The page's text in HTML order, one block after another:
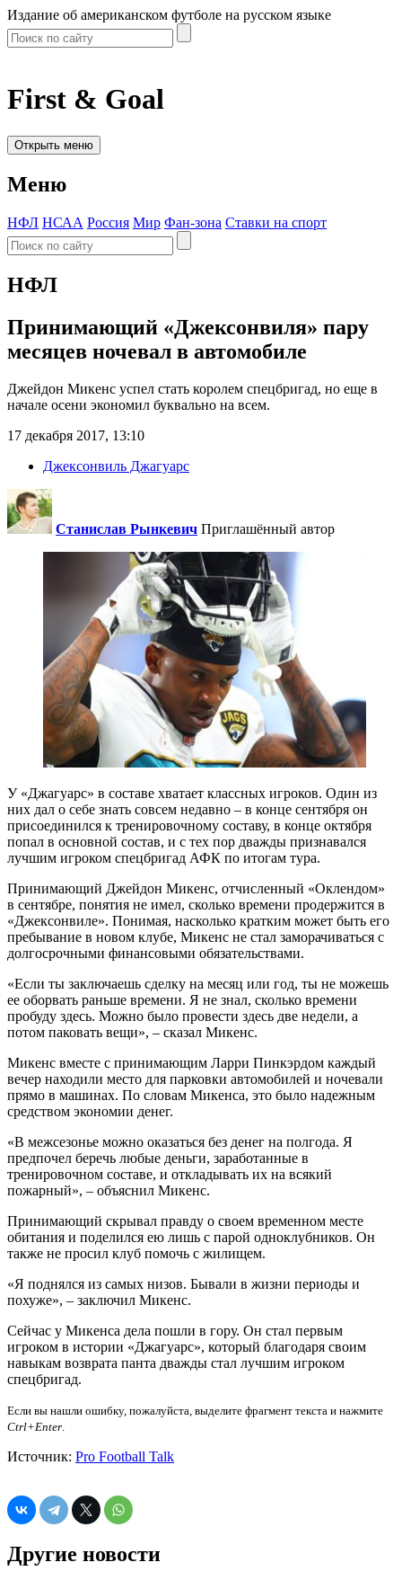
Издание об американском футболе на русском языке
First & Goal
Открыть меню
Меню
НФЛ НСАА Россия Мир Фан-зона Ставки на спорт
НФЛ
Принимающий «Джексонвиля» пару
месяцев ночевал в автомобиле
Джейдон Микенс успел стать королем спецбригад, но еще в
начале осени экономил буквально на всем.
17 декабря 2017, 13:10
Джексонвиль Джагуарс
Станислав Рынкевич Приглашённый автор
У «Джагуарс» в составе хватает классных игроков. Один из
них дал о себе знать совсем недавно – в конце сентября он
присоединился к тренировочному составу, в конце октября
попал в основной состав, и с тех пор дважды признавался
лучшим игроком спецбригад АФК по итогам тура.
Принимающий Джейдон Микенс, отчисленный «Оклендом»
в сентябре, понятия не имел, сколько времени продержится в
«Джексонвиле». Понимая, насколько кратким может быть его
пребывание в новом клубе, Микенс не стал заморачиваться с
долгосрочными финансовыми обязательствами.
«Если ты заключаешь сделку на месяц или год, ты не можешь
ее оборвать раньше времени. Я не знал, сколько времени
пробуду здесь. Можно было провести здесь две недели, а
потом паковать вещи», – сказал Микенс.
Микенс вместе с принимающим Ларри Пинкэрдом каждый
вечер находили место для парковки автомобилей и ночевали
прямо в машинах. По словам Микенса, это было надежным
средством экономии денег.
«В межсезонье можно оказаться без денег на полгода. Я
предпочел беречь любые деньги, заработанные в
тренировочном составе, и откладывать их на всякий
пожарный», – объяснил Микенс.
Принимающий скрывал правду о своем временном месте
обитания и поделился ею лишь с парой одноклубников. Он
также не просил клуб помочь с жилищем.
«Я поднялся из самых низов. Бывали в жизни периоды и
похуже», – заключил Микенс.
Сейчас у Микенса дела пошли в гору. Он стал первым
игроком в истории «Джагуарс», который благодаря своим
навыкам возврата панта дважды стал лучшим игроком
спецбригад.
Если вы нашли ошибку, пожалуйста, выделите фрагмент текста и нажмите
Ctrl+Enter.
Источник: Pro Football Talk
Другие новости